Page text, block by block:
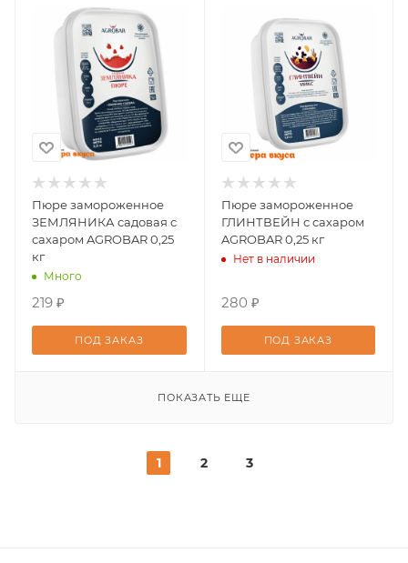
Пюре замороженное
ЗЕМЛЯНИКА садовая с
сахаром AGROBAR 0,25
кг
Много
219 ₽
ПОД ЗАКАЗ
Пюре замороженное
ГЛИНТВЕЙН с сахаром
AGROBAR 0,25 кг
Нет в наличии
280 ₽
ПОД ЗАКАЗ
ПОКАЗАТЬ ЕЩЕ
1 2 3